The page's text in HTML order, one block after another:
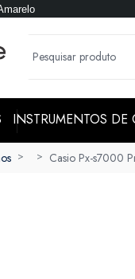
INSTRUMENTOS DE
Casio Px-s7000